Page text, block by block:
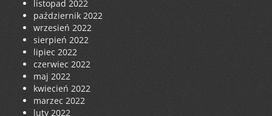
listopad 2022
październik 2022
wrzesień 2022
sierpień 2022
lipiec 2022
czerwiec 2022
maj 2022
kwiecień 2022
marzec 2022
luty 2022